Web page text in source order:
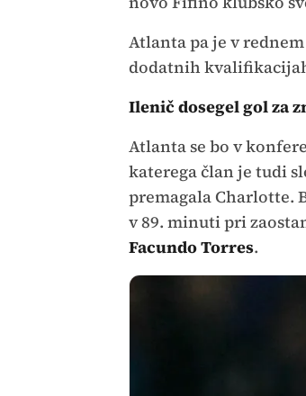
Atlanta pa je v
dodatnih
Ilenič dosegel gol za
Atlanta se bo v
katerega član je tudi
premagala Charlotte.
v 89. minuti pri
Facundo Torres.